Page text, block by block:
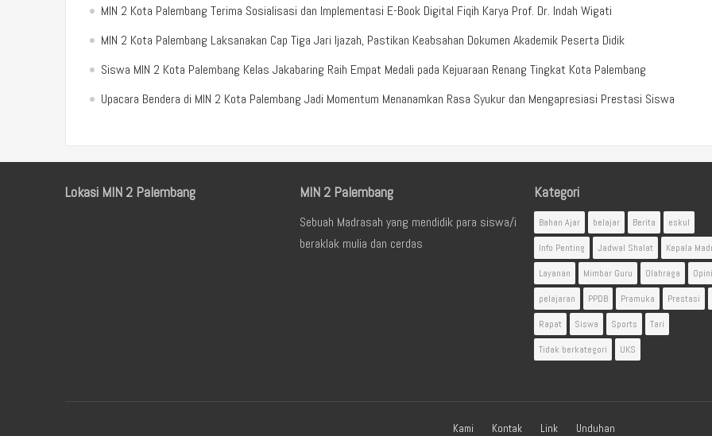
MIN 2 Kota Palembang Terima Sosialisasi dan Implementasi E-Book Digital Fiqih Karya Prof. Dr. Indah Wigati
MIN 2 Kota Palembang Laksanakan Cap Tiga Jari Ijazah, Pastikan Keabsahan Dokumen Akademik Peserta Didik
Siswa MIN 2 Kota Palembang Kelas Jakabaring Raih Empat Medali pada Kejuaraan Renang Tingkat Kota Palembang
Upacara Bendera di MIN 2 Kota Palembang Jadi Momentum Menanamkan Rasa Syukur dan Mengapresiasi Prestasi Siswa
Lokasi MIN 2 Palembang MIN 2 Palembang
Sebuah Madrasah yang mendidik para siswa/i
beraklak mulia dan cerdas
Kategori
Bahan Ajar belajar Berita
eskul
Info Penting
Jadwal Shalat
Kepala
Layanan
Mimbar Guru Olahraga
Opini
pelajaran
PPDB Pramuka
Prestasi
Rapat
Siswa Sports
Tari
Tidak berkategori
UKS
Kami Kontak Link Unduhan